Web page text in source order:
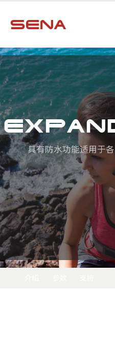
具有防水功能适用于